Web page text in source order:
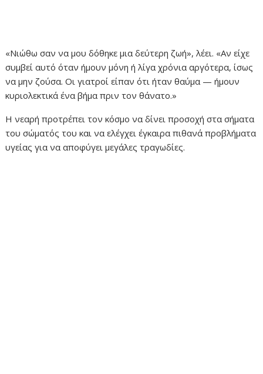
«Νιώθω σαν να μου δόθηκε μια δεύτερη ζωή», λέει. «Αν είχε
συμβεί αυτό όταν ήμουν μόνη ή λίγα χρόνια αργότερα, ίσως
να μην ζούσα. Οι γιατροί είπαν ότι ήταν θαύμα — ήμουν
κυριολεκτικά ένα βήμα πριν τον θάνατο.»
Η νεαρή προτρέπει τον κόσμο να δίνει προσοχή στα σήματα
του σώματός του και να ελέγχει έγκαιρα πιθανά προβλήματα
υγείας για να αποφύγει μεγάλες τραγωδίες.